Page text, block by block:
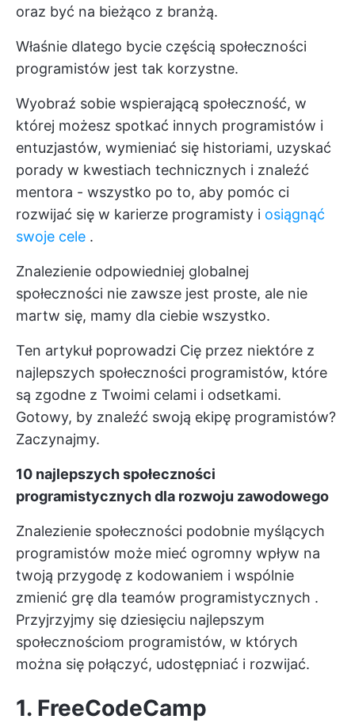
oraz być na bieżąco z branżą.
Właśnie dlatego bycie częścią społeczności
programistów jest tak korzystne.
Wyobraź sobie wspierającą społeczność, w
której możesz spotkać innych programistów i
entuzjastów, wymieniać się historiami, uzyskać
porady w kwestiach technicznych i znaleźć
mentora - wszystko po to, aby pomóc ci
rozwijać się w karierze programisty i osiągnąć
swoje cele .
Znalezienie odpowiedniej globalnej
społeczności nie zawsze jest proste, ale nie
martw się, mamy dla ciebie wszystko.
Ten artykuł poprowadzi Cię przez niektóre z
najlepszych społeczności programistów, które
są zgodne z Twoimi celami i odsetkami.
Gotowy, by znaleźć swoją ekipę programistów?
Zaczynajmy.
10 najlepszych społeczności
programistycznych dla rozwoju zawodowego
Znalezienie społeczności podobnie myślących
programistów może mieć ogromny wpływ na
twoją przygodę z kodowaniem i wspólnie
zmienić grę dla teamów programistycznych .
Przyjrzyjmy się dziesięciu najlepszym
społecznościom programistów, w których
można się połączyć, udostępniać i rozwijać.
1. FreeCodeCamp